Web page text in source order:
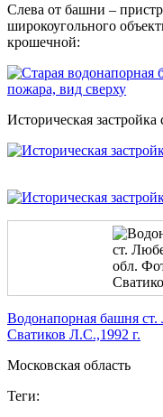
Слева от башни –
широкоугольного
крошечной:
Историческая застройка
Водонапорная башня
Сватиков Л.С.,1992 г.
Московская область
Теги: